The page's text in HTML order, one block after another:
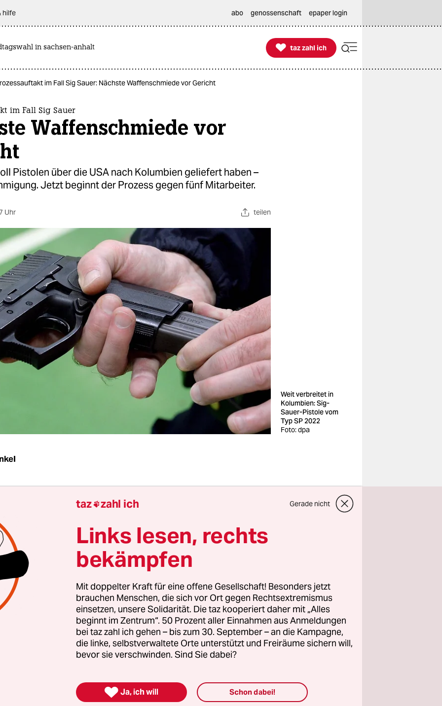
hilfe abo genossenschaft epaper login
in sachsen-anhalt 
taz zahl ich
taz zahl ich
im Fall Sig Sauer: Nächste Waffenschmiede vor Gericht
im Fall Sig Sauer
Waffenschmiede vor
Pistolen über die USA nach Kolumbien geliefert haben –
Jetzt beginnt der Prozess gegen fünf Mitarbeiter.
Uhr teilen
Weit verbreitet in
Kolumbien: Sig-
Sauer-Pistole vom
Typ SP 2022
Foto: dpa
wird sich vor der Wirtschaftsstrafkammer des Kieler
fast alles um die Pistole Typ SP 2022 aus der Eckernförder
Sig Sauer drehen. Fünf Mitarbeitern des ältesten
Deutschlands wird vorgeworfen, für ein verbotenes
verantwortlich zu sein.
2009 und Juni 2012 hat das Unternehmen mehr als
in die USA exportiert. Mindestens 36.628 davon
aus den USA nach Kolumbien weitergeliefert, um die
auszurüsten. Sig Sauer hatte nur eine
für die USA beantragt und dafür auch eine
abgegeben. Die Weiterlieferung der Waffen
taz zahl ich Gerade nicht
Links lesen, rechts
bekämpfen
Mit doppelter Kraft für eine offene Gesellschaft! Besonders jetzt
brauchen Menschen, die sich vor Ort gegen Rechtsextremismus
einsetzen, unsere Solidarität. Die taz kooperiert daher mit „Alles
beginnt im Zentrum“. 50 Prozent aller Einnahmen aus Anmeldungen
bei taz zahl ich gehen – bis zum 30. September – an die Kampagne,
die linke, selbstverwaltete Orte unterstützt und Freiräume sichern will,
bevor sie verschwinden. Sind Sie dabei?
 Ja, ich will Schon dabei!